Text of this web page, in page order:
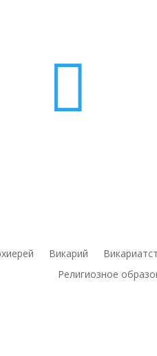

Викарий
Религиозное